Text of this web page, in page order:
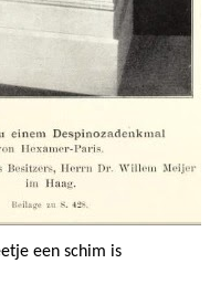
een schim is